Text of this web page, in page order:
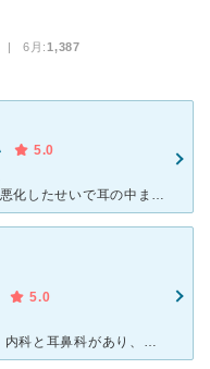
| 6月:1,387
5.0
風邪をこじらせ1ヶ月以上も喉が痛く、悪化したせいで耳の中まで痛くなり、内科に行っても悪化するばかりで、不安になり受診しました。 清潔感あふれる院内では、待ってる人が多かったですが、その割に早く呼ばれ
5.0
昔からある地元で有名な名医さんです。内科と耳鼻科があり、私は風邪をひくと必ずこちらの耳鼻科にお世話になります。 以前はご年配の院長先生が診ていらっしゃいましたが、今はほとんど、女性の先生（恐らく娘さ